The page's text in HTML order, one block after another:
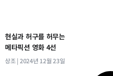
현실과 허구를 허무는
메타픽션 영화 4선
상조 2024년 12월 23일